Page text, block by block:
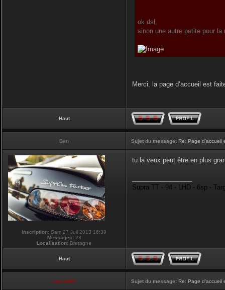
ok dsl,
sinon une autre petite pour
Merci, la page d’accueil est
Haut
Ben Sujet du message: Re: Page d'accueil
Inscription: Sam 27 Juil 2013 16:39
Messages: 28
Localisation: Bretagne
tu la veux peut être en plus
Supra TT - 94 - LHD - 6sp -
Haut
vmax330 Sujet du message: Re: Page d'accueil